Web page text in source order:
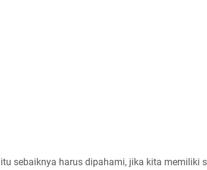
sebaiknya harus dipahami, jika kita memiliki